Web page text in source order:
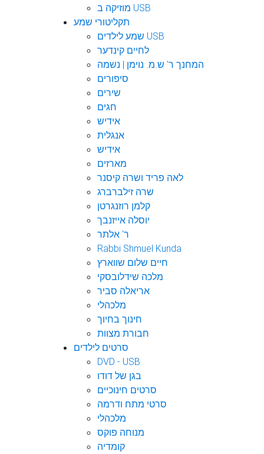
מוזיקה ב USB
תקליטורי שמע
שמע לילדים USB
לחיים קינדער
המחנך ר' ש.מ. נוימן | נשמה
סיפורים
שירים
חגים
אידיש
אנגלית
אידיש
מארזים
לאה פריד ושרה קיסנר
שרה זילברברג
קלמן רוזנגרטן
יוסלה אייזנבך
ר' אלתר
Rabbi Shmuel Kunda
חיים שלום שווארץ
מלכה שידלובסקי
אריאלה סביר
מלכהלי
חינוך בחיוך
חבורת מצוות
סרטים לילדים
DVD - USB
בגן של דודו
סרטים חינוכיים
סרטי מתח ודרמה
מלכהלי
מנוחה פוקס
קומדיה